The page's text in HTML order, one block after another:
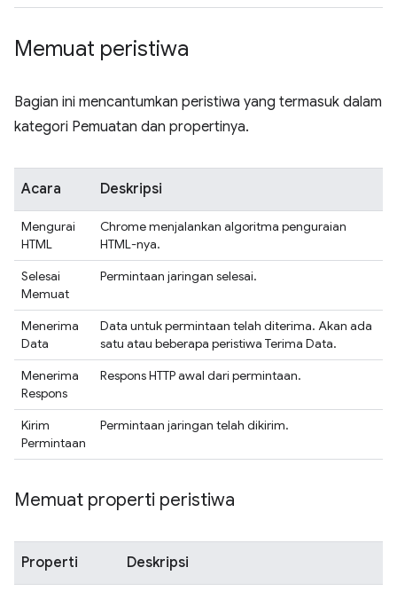
Memuat peristiwa
Bagian ini mencantumkan peristiwa yang termasuk dalam
kategori Pemuatan dan propertinya.
Acara Deskripsi
Mengurai
HTML
Chrome menjalankan algoritma penguraian
HTML-nya.
Selesai
Memuat
Permintaan jaringan selesai.
Menerima
Data
Data untuk permintaan telah diterima. Akan ada
satu atau beberapa peristiwa Terima Data.
Menerima
Respons
Respons HTTP awal dari permintaan.
Kirim
Permintaan
Permintaan jaringan telah dikirim.
Memuat properti peristiwa
Properti Deskripsi